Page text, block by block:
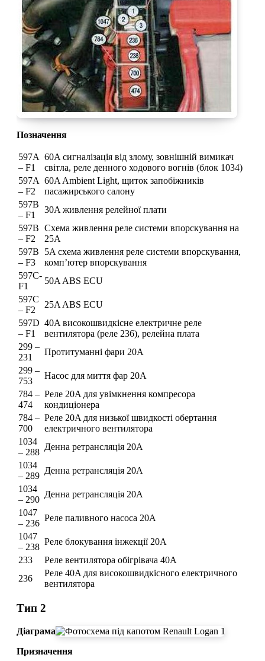
Позначення
597A
– F1
60A сигналізація від злому, зовнішній вимикач
світла, реле денного ходового вогнів (блок 1034)
597A
– F2
60A Ambient Light, щиток запобіжників
пасажирського салону
597В
– F1
30A живлення релейної плати
597В
– F2
Схема живлення реле системи впорскування на
25A
597В
– F3
5A схема живлення реле системи впорскування,
комп’ютер впорскування
597C-
F1
50A ABS ECU
597C
– F2
25A ABS ECU
597D
– F1
40A високошвидкісне електричне реле
вентилятора (реле 236), релейна плата
299 –
231
Протитуманні фари 20A
299 –
753
Насос для миття фар 20A
784 –
474
Реле 20A для увімкнення компресора
кондиціонера
784 –
700
Реле 20A для низької швидкості обертання
електричного вентилятора
1034
– 288
Денна ретрансляція 20A
1034
– 289
Денна ретрансляція 20A
1034
– 290
Денна ретрансляція 20A
1047
– 236
Реле паливного насоса 20A
1047
– 238
Реле блокування інжекції 20A
233
Реле вентилятора обігрівача 40А
236
Реле 40A для високошвидкісного електричного
вентилятора
Тип 2
Діаграма
Призначення